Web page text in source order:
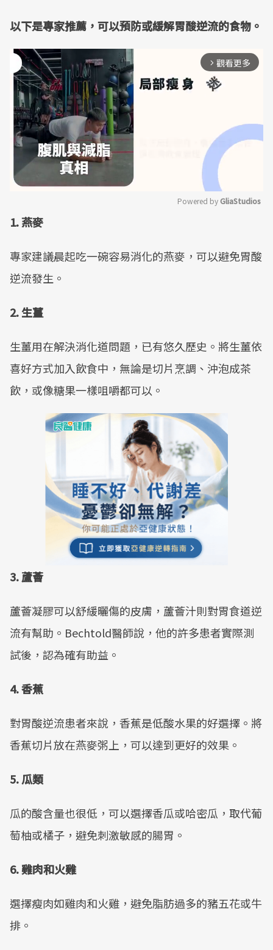
以下是專家推薦，可以預防或緩解胃酸逆流的食物。
arrow_forward_ios 觀看更多
Powered by GliaStudios
1. 燕麥
專家建議晨起吃一碗容易消化的燕麥，可以避免胃酸
逆流發生。
2. 生薑
生薑用在解決消化道問題，已有悠久歷史。將生薑依
喜好方式加入飲食中，無論是切片烹調、沖泡成茶
飲，或像糖果一樣咀嚼都可以。
3. 蘆薈
蘆薈凝膠可以舒緩曬傷的皮膚，蘆薈汁則對胃食道逆
流有幫助。Bechtold醫師說，他的許多患者實際測
試後，認為確有助益。
4. 香蕉
對胃酸逆流患者來說，香蕉是低酸水果的好選擇。將
香蕉切片放在燕麥粥上，可以達到更好的效果。
5. 瓜類
瓜的酸含量也很低，可以選擇香瓜或哈密瓜，取代葡
萄柚或橘子，避免刺激敏感的腸胃。
6. 雞肉和火雞
選擇瘦肉如雞肉和火雞，避免脂肪過多的豬五花或牛
排。